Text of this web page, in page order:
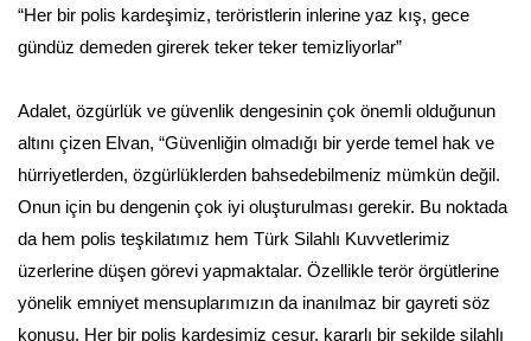
“Her bir polis kardeşimiz, teröristlerin inlerine yaz kış, gece
gündüz demeden girerek teker teker temizliyorlar”
Adalet, özgürlük ve güvenlik dengesinin çok önemli olduğunun
altını çizen Elvan, “Güvenliğin olmadığı bir yerde temel hak ve
hürriyetlerden, özgürlüklerden bahsedebilmeniz mümkün değil.
Onun için bu dengenin çok iyi oluşturulması gerekir. Bu noktada
da hem polis teşkilatımız hem Türk Silahlı Kuvvetlerimiz
üzerlerine düşen görevi yapmaktalar. Özellikle terör örgütlerine
yönelik emniyet mensuplarımızın da inanılmaz bir gayreti söz
konusu. Her bir polis kardeşimiz cesur, kararlı bir şekilde silahlı